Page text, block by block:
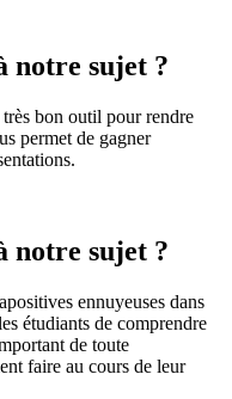
notre sujet ?
très bon outil pour rendre
permet de gagner
notre sujet ?
ennuyeuses dans
étudiants de comprendre
de toute
faire au cours de leur